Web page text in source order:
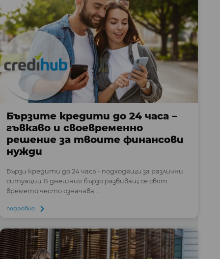
Бързите кредити до 24 часа –
гъвкаво и своевременно
решение за твоите финансови
нужди
Бързи кредити до 24 часа - подходящи за различни
ситуации В днешния бързо развиващ се свят
времето често означава ...
подробно